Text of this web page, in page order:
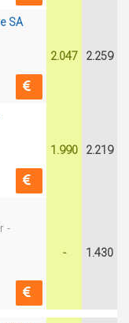
SA
2.047 2.259
1.990 2.219
-
- 1.430